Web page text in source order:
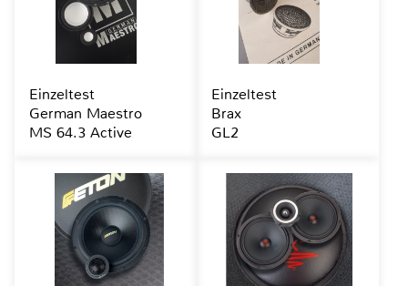
Einzeltest
German Maestro
MS 64.3 Active
Einzeltest
Brax
GL2